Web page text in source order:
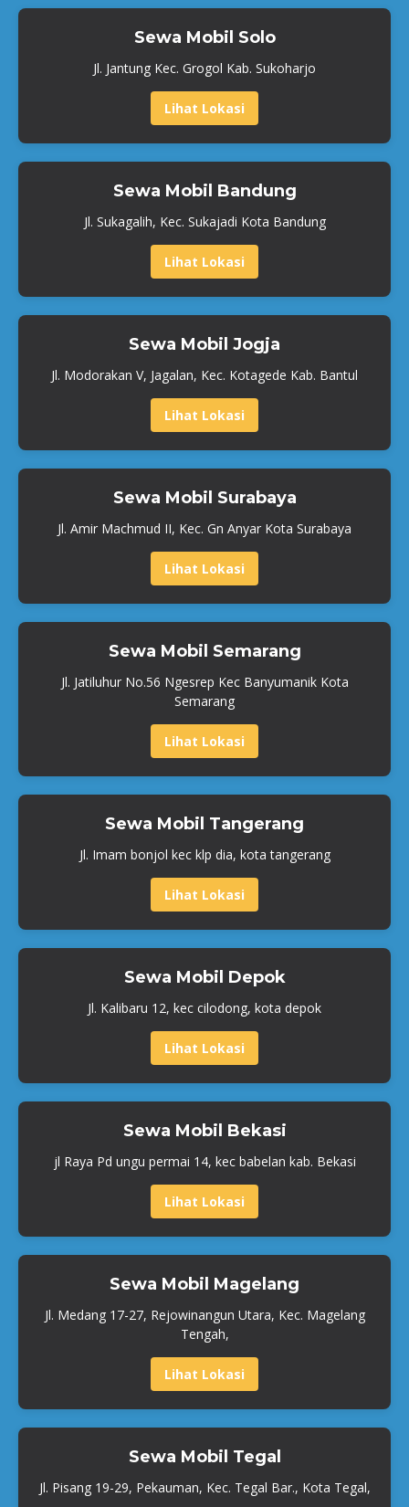
Sewa Mobil Solo
Jl. Jantung Kec. Grogol Kab. Sukoharjo
Lihat Lokasi
Sewa Mobil Bandung
Jl. Sukagalih, Kec. Sukajadi Kota Bandung
Lihat Lokasi
Sewa Mobil Jogja
Jl. Modorakan V, Jagalan, Kec. Kotagede Kab. Bantul
Lihat Lokasi
Sewa Mobil Surabaya
Jl. Amir Machmud II, Kec. Gn Anyar Kota Surabaya
Lihat Lokasi
Sewa Mobil Semarang
Jl. Jatiluhur No.56 Ngesrep Kec Banyumanik Kota
Semarang
Lihat Lokasi
Sewa Mobil Tangerang
Jl. Imam bonjol kec klp dia, kota tangerang
Lihat Lokasi
Sewa Mobil Depok
Jl. Kalibaru 12, kec cilodong, kota depok
Lihat Lokasi
Sewa Mobil Bekasi
jl Raya Pd ungu permai 14, kec babelan kab. Bekasi
Lihat Lokasi
Sewa Mobil Magelang
Jl. Medang 17-27, Rejowinangun Utara, Kec. Magelang
Tengah,
Lihat Lokasi
Sewa Mobil Tegal
Jl. Pisang 19-29, Pekauman, Kec. Tegal Bar., Kota Tegal,